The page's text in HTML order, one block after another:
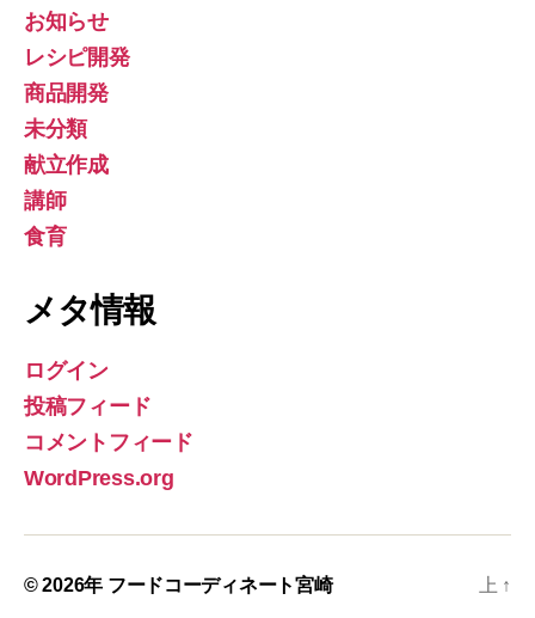
お知らせ
レシピ開発
商品開発
未分類
献立作成
講師
食育
メタ情報
ログイン
投稿フィード
コメントフィード
WordPress.org
© 2026年 フードコーディネート宮崎 上 ↑